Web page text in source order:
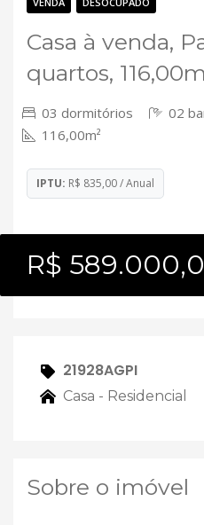
Casa à venda,
quartos,
03 dormitórios 02
116,00m²
IPTU: R$ 835,00 / Anual
R$
21928AGPI
Casa - Residencial
Sobre o imóvel